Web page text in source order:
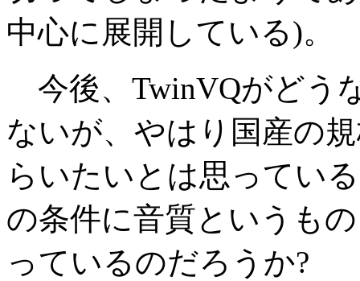
中心に展開している)。
今後、TwinVQがどう
ないが、やはり国産の
らいたいとは思ってい
の条件に音質というも
っているのだろうか?